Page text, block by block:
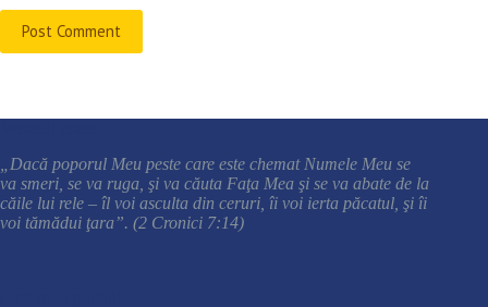
Post Comment
„Dacă poporul Meu peste care este chemat Numele Meu se
va smeri, se va ruga, şi va căuta Faţa Mea şi se va abate de la
căile lui rele – îl voi asculta din ceruri, îi voi ierta păcatul, şi îi
voi tămădui ţara”. (2 Cronici 7:14)